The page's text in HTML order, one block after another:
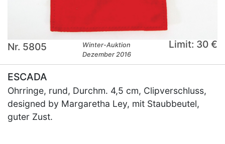
Nr. 5805
Winter-Auktion
Dezember 2016
Limit: 30 €
ESCADA
Ohrringe, rund, Durchm. 4,5 cm, Clipverschluss,
designed by Margaretha Ley, mit Staubbeutel,
guter Zust.